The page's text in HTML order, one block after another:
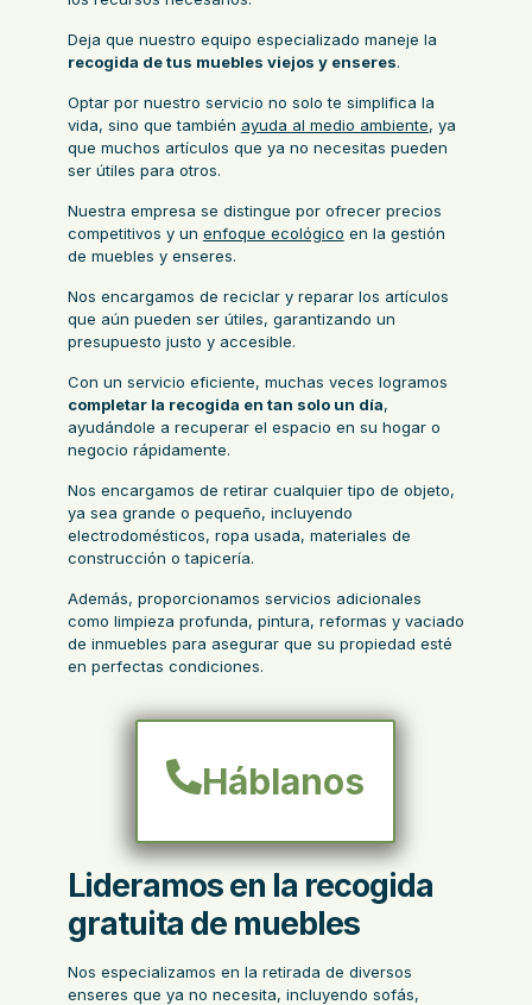
Deja que nuestro equipo especializado maneje la
recogida de tus muebles viejos y enseres.
Optar por nuestro servicio no solo te simplifica la
vida, sino que también ayuda al medio ambiente, ya
que muchos artículos que ya no necesitas pueden
ser útiles para otros.
Nuestra empresa se distingue por ofrecer precios
competitivos y un enfoque ecológico en la gestión
de muebles y enseres.
Nos encargamos de reciclar y reparar los artículos
que aún pueden ser útiles, garantizando un
presupuesto justo y accesible.
Con un servicio eficiente, muchas veces logramos
completar la recogida en tan solo un día,
ayudándole a recuperar el espacio en su hogar o
negocio rápidamente.
Nos encargamos de retirar cualquier tipo de objeto,
ya sea grande o pequeño, incluyendo
electrodomésticos, ropa usada, materiales de
construcción o tapicería.
Además, proporcionamos servicios adicionales
como limpieza profunda, pintura, reformas y vaciado
de inmuebles para asegurar que su propiedad esté
en perfectas condiciones.
Háblanos
Lideramos en la recogida
gratuita de muebles
Nos especializamos en la retirada de diversos
enseres que ya no necesita, incluyendo sofás,